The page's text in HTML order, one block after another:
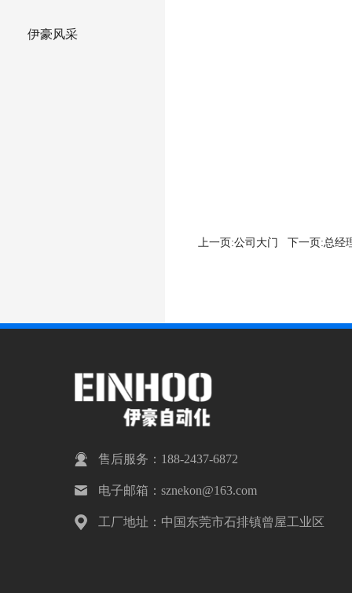
伊豪风采
上一页:公司大门 下一页:总经
售后服务：188-2437-6872
电子邮箱：sznekon@163.com
工厂地址：中国东莞市石排镇曾屋工业区